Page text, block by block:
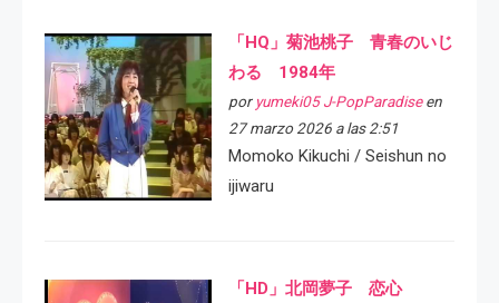
「HQ」菊池桃子 青春のいじ
わる 1984年
por yumeki05 J-PopParadiseen
27 marzo 2026 a las 2:51
Momoko Kikuchi / Seishun no
ijiwaru
「HD」北岡夢子 恋心